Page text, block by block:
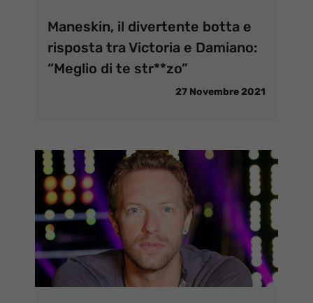
Maneskin, il divertente botta e
risposta tra Victoria e Damiano:
“Meglio di te str**zo”
27 Novembre 2021